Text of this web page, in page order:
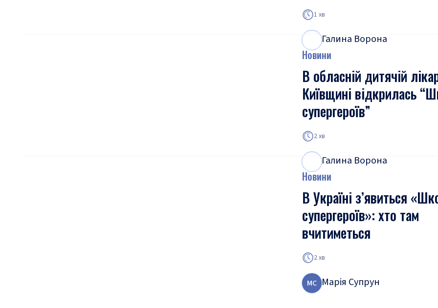
1 хв
Галина Ворона
Новини
В обласній дитячій
Київщині відкрилась
супергероїв”
2 хв
Галина Ворона
Новини
В Україні з’явиться
супергероїв»: хто там
вчитиметься
2 хв
МС Марія Супрун